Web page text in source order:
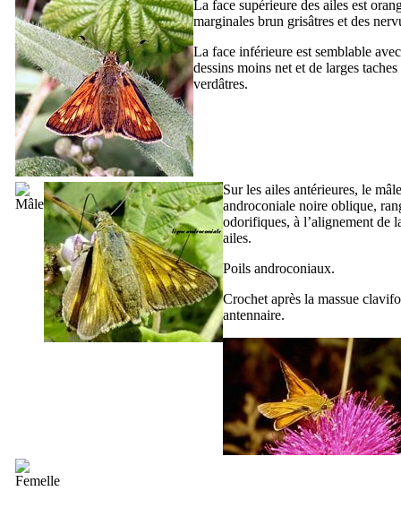
La face supérieure des ailes est
marginales brun grisâtres et des
La face inférieure est semblable
dessins moins net et de larges taches
verdâtres.
Sur les ailes antérieures, le
androconiale noire oblique,
odorifiques, à l’alignement de
ailes.
Poils androconiaux.
Crochet après la massue
antennaire.